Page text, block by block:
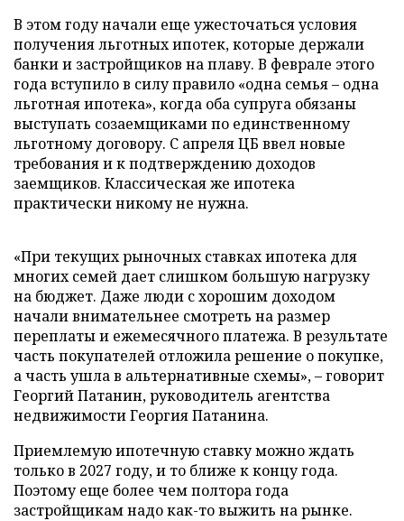
В этом году начали еще ужесточаться условия
получения льготных ипотек, которые держали
банки и застройщиков на плаву. В феврале этого
года вступило в силу правило «одна семья – одна
льготная ипотека», когда оба супруга обязаны
выступать созаемщиками по единственному
льготному договору. С апреля ЦБ ввел новые
требования и к подтверждению доходов
заемщиков. Классическая же ипотека
практически никому не нужна.
«При текущих рыночных ставках ипотека для
многих семей дает слишком большую нагрузку
на бюджет. Даже люди с хорошим доходом
начали внимательнее смотреть на размер
переплаты и ежемесячного платежа. В результате
часть покупателей отложила решение о покупке,
а часть ушла в альтернативные схемы», – говорит
Георгий Патанин, руководитель агентства
недвижимости Георгия Патанина.
Приемлемую ипотечную ставку можно ждать
только в 2027 году, и то ближе к концу года.
Поэтому еще более чем полтора года
застройщикам надо как-то выжить на рынке.